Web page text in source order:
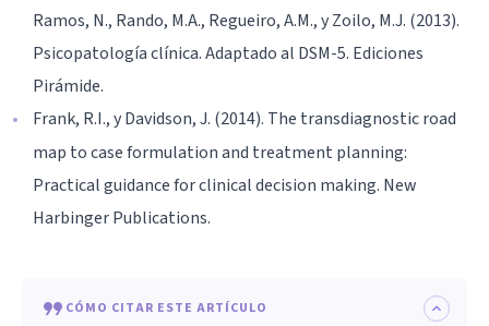
Ramos, N., Rando, M.A., Regueiro, A.M., y Zoilo, M.J. (2013).
Psicopatología clínica. Adaptado al DSM-5. Ediciones
Pirámide.
Frank, R.I., y Davidson, J. (2014). The transdiagnostic road
map to case formulation and treatment planning:
Practical guidance for clinical decision making. New
Harbinger Publications.
CÓMO CITAR ESTE ARTÍCULO